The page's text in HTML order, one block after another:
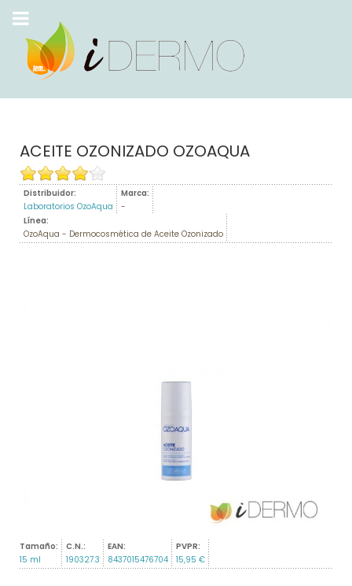
ACEITE OZONIZADO OZOAQUA
Distribuidor:
Laboratorios OzoAqua
Marca:
-
Línea:
OzoAqua - Dermocosmética de Aceite Ozonizado
Tamaño:
15 ml
C.N.:
190327.3
EAN:
8437015476704
PVPR:
15,95 €